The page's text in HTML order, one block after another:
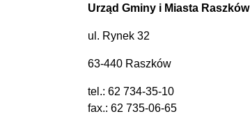
Urząd Gminy i Miasta Raszków
ul. Rynek 32
63-440 Raszków
tel.: 62 734-35-10
fax.: 62 735-06-65